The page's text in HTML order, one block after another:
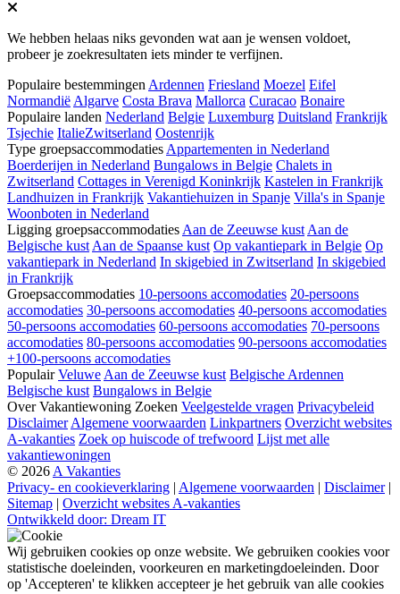
We hebben helaas niks gevonden wat aan je wensen voldoet,
probeer je zoekresultaten iets minder te verfijnen.
Populaire bestemmingen Ardennen Friesland Moezel Eifel
Normandië Algarve Costa Brava Mallorca Curacao Bonaire
Populaire landen Nederland Belgie Luxemburg Duitsland Frankrijk
Tsjechie ItalieZwitserland Oostenrijk
Type groepsaccommodaties Appartementen in Nederland
Boerderijen in Nederland Bungalows in Belgie Chalets in
Zwitserland Cottages in Verenigd Koninkrijk Kastelen in Frankrijk
Landhuizen in Frankrijk Vakantiehuizen in Spanje Villa's in Spanje
Woonboten in Nederland
Ligging groepsaccommodaties Aan de Zeeuwse kust Aan de
Belgische kust Aan de Spaanse kust Op vakantiepark in Belgie Op
vakantiepark in Nederland In skigebied in Zwitserland In skigebied
in Frankrijk
Groepsaccommodaties 10-persoons accomodaties 20-persoons
accomodaties 30-persoons accomodaties 40-persoons accomodaties
50-persoons accomodaties 60-persoons accomodaties 70-persoons
accomodaties 80-persoons accomodaties 90-persoons accomodaties
+100-persoons accomodaties
Populair Veluwe Aan de Zeeuwse kust Belgische Ardennen
Belgische kust Bungalows in Belgie
Over Vakantiewoning Zoeken Veelgestelde vragen Privacybeleid
Disclaimer Algemene voorwaarden Linkpartners Overzicht websites
A-vakanties Zoek op huiscode of trefwoord Lijst met alle
vakantiewoningen
© 2026 A Vakanties
Privacy- en cookieverklaring | Algemene voorwaarden | Disclaimer |
Sitemap | Overzicht websites A-vakanties
Ontwikkeld door: Dream IT
Wij gebruiken cookies op onze website. We gebruiken cookies voor
statistische doeleinden, voorkeuren en marketingdoeleinden. Door
op 'Accepteren' te klikken accepteer je het gebruik van alle cookies